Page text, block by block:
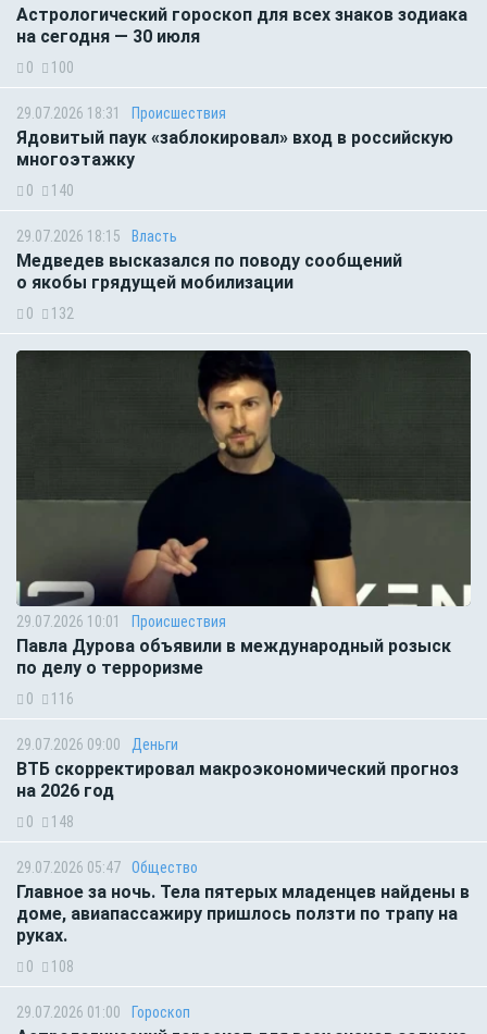
Астрологический гороскоп для всех знаков зодиака
на сегодня — 30 июля
0 100
29.07.2026 18:31 Происшествия
Ядовитый паук «заблокировал» вход в российскую
многоэтажку
0 140
29.07.2026 18:15 Власть
Медведев высказался по поводу сообщений
о якобы грядущей мобилизации
0 132
29.07.2026 10:01 Происшествия
Павла Дурова объявили в международный розыск
по делу о терроризме
0 116
29.07.2026 09:00 Деньги
ВТБ скорректировал макроэкономический прогноз
на 2026 год
0 148
29.07.2026 05:47 Общество
Главное за ночь. Тела пятерых младенцев найдены в
доме, авиапассажиру пришлось ползти по трапу на
руках.
0 108
29.07.2026 01:00 Гороскоп